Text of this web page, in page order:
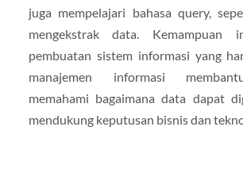
juga mempelajari bahasa query,
mengekstrak data. Kemampuan
pembuatan sistem informasi yang
manajemen informasi
memahami bagaimana data dapat
mendukung keputusan bisnis dan